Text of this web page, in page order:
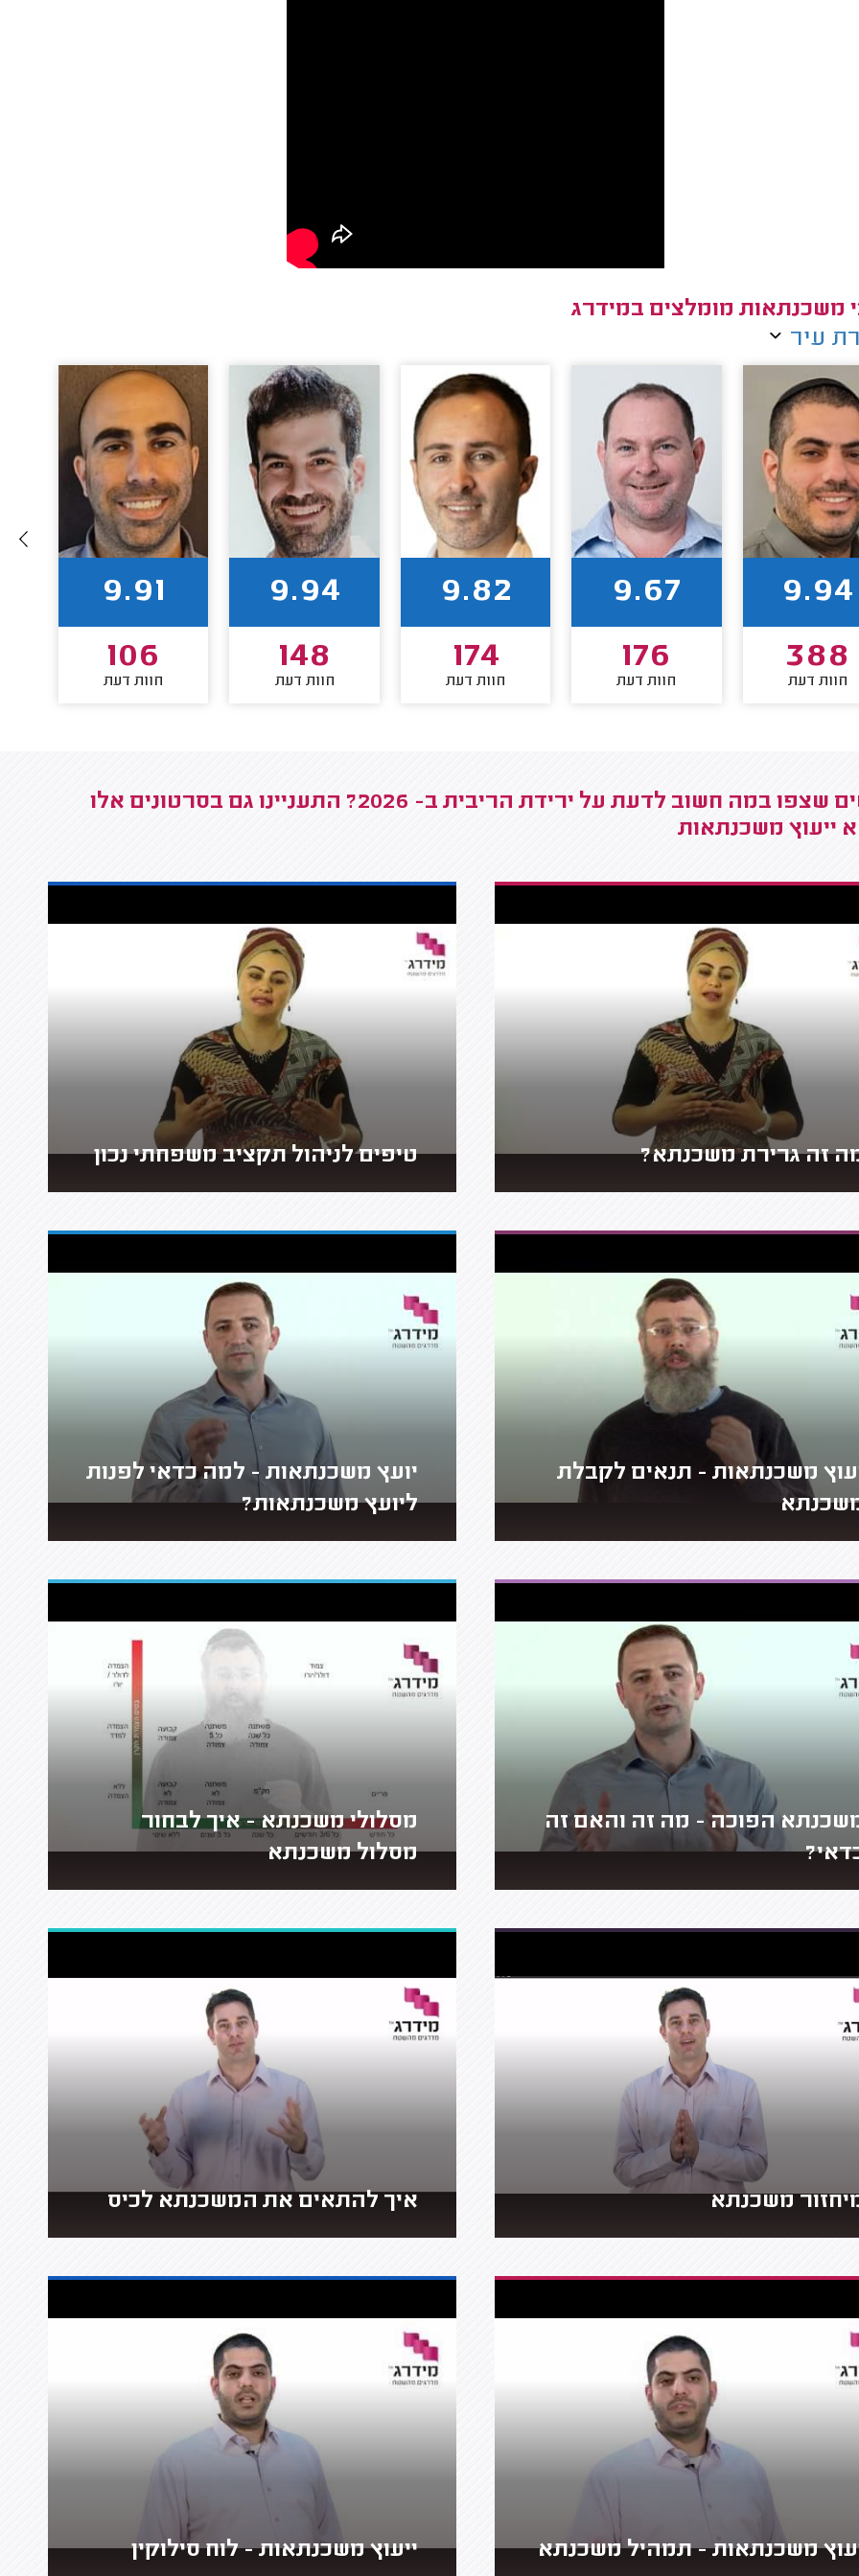
משכנתאות מומלצים במידרג
עיר
9.94
388
חוות דעת
9.67
176
חוות דעת
9.82
174
חוות דעת
9.94
148
חוות דעת
9.91
106
חוות דעת
גולשים שצפו במה חשוב לדעת על ירידת הריבית ב- 2026? התעניינו גם בסרטונים אלו
ייעוץ משכנתאות
זה גרירת משכנתא? טיפים לניהול תקציב משפחתי נכון
משכנתאות - תנאים לקבלת
יועץ משכנתאות - למה כדאי לפנות
ליועץ משכנתאות?
הפוכה - מה זה והאם זה
מסלולי משכנתא - איך לבחור
מסלול משכנתא
משכנתא איך להתאים את המשכנתא לכיס
משכנתאות - תמהיל משכנתא ייעוץ משכנתאות - לוח סילוקין